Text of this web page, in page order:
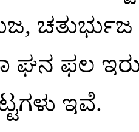
, ಚತುರ್ಭುಜ
ಘನ ಫಲ
ಇವೆ.